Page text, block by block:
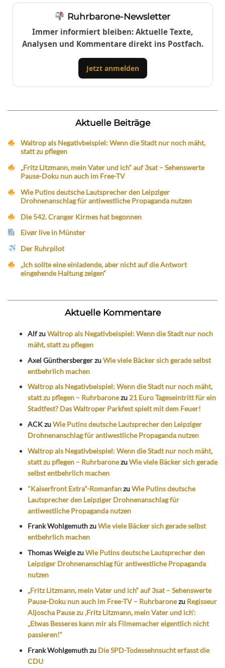
Ruhrbarone-Newsletter
Immer informiert bleiben: Aktuelle Texte,
Analysen und Kommentare direkt ins Postfach.
Jetzt anmelden
Aktuelle Beiträge
Waltrop als Negativbeispiel: Wenn die Stadt nur noch mäht,
statt zu pflegen
„Fritz Litzmann, mein Vater und ich“ auf 3sat – Sehenswerte
Pause-Doku nun auch im Free-TV
Wie Putins deutsche Lautsprecher den Leipziger
Drohnenanschlag für antiwestliche Propaganda nutzen
Die 542. Cranger Kirmes hat begonnen
Eivør live in Münster
Der Ruhrpilot
„Ich sollte eine einladende, aber nicht auf die Antwort
eingehende Haltung zeigen“
Aktuelle Kommentare
AlfzuWaltrop als Negativbeispiel: Wenn die Stadt nur noch
mäht, statt zu pflegen
Axel GünthersbergerzuWie viele Bäcker sich gerade selbst
entbehrlich machen
Waltrop als Negativbeispiel: Wenn die Stadt nur noch mäht,
statt zu pflegen – Ruhrbaronezu 21 Euro Tageseintritt für ein
Stadtfest? Das Waltroper Parkfest spielt mit dem Feuer!
ACKzuWie Putins deutsche Lautsprecher den Leipziger
Drohnenanschlag für antiwestliche Propaganda nutzen
Waltrop als Negativbeispiel: Wenn die Stadt nur noch mäht,
statt zu pflegen – RuhrbaronezuWie viele Bäcker sich gerade
selbst entbehrlich machen
"Kaiserfront Extra"-RomanfanzuWie Putins deutsche
Lautsprecher den Leipziger Drohnenanschlag für
antiwestliche Propaganda nutzen
Frank WohlgemuthzuWie viele Bäcker sich gerade selbst
entbehrlich machen
Thomas WeiglezuWie Putins deutsche Lautsprecher den
Leipziger Drohnenanschlag für antiwestliche Propaganda
nutzen
„Fritz Litzmann, mein Vater und ich“ auf 3sat – Sehenswerte
Pause-Doku nun auch im Free-TV – Ruhrbaronezu Regisseur
Aljoscha Pause zu ‚Fritz Litzmann, mein Vater und ich‘:
„Etwas Besseres kann mir als Filmemacher eigentlich nicht
passieren!“
Frank Wohlgemuthzu Die SPD-Todessehnsucht erfasst die
CDU